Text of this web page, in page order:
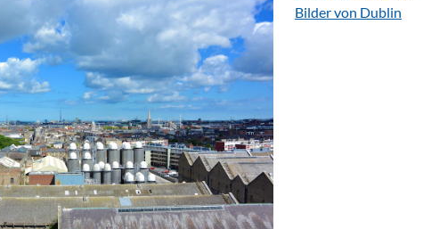
Bilder von Dublin